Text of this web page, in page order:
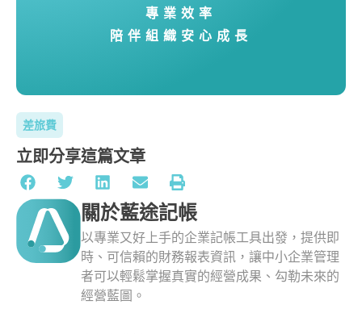
專業效率
陪伴組織安心成長
差旅費
立即分享這篇文章
關於藍途記帳
以專業又好上手的企業記帳工具出發，提供即
時、可信賴的財務報表資訊，讓中小企業管理
者可以輕鬆掌握真實的經營成果、勾勒未來的
經營藍圖。